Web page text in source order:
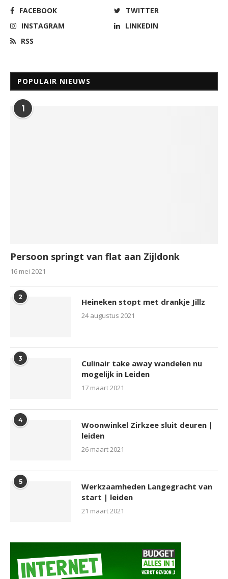
FACEBOOK
TWITTER
INSTAGRAM
LINKEDIN
RSS
POPULAIR NIEUWS
1
Persoon springt van flat aan Zijldonk
16 mei 2021
2 Heineken stopt met drankje Jillz
24 augustus 2021
3
Culinair take away wandelen nu
mogelijk in Leiden
17 maart 2021
4
Woonwinkel Zirkzee sluit deuren |
leiden
26 maart 2021
5
Werkzaamheden Langegracht van
start | leiden
21 maart 2021